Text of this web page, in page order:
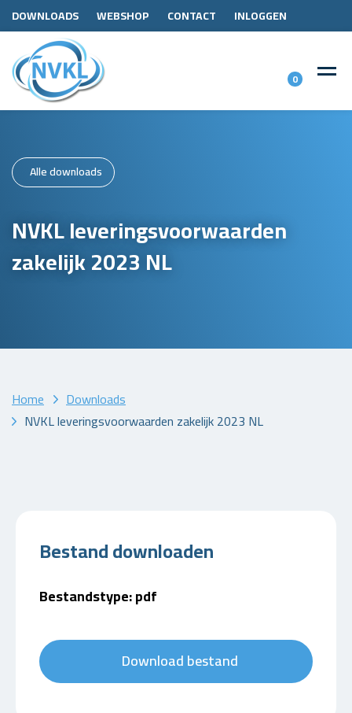
DOWNLOADS WEBSHOP CONTACT INLOGGEN
0
Alle downloads
NVKL leveringsvoorwaarden
zakelijk 2023 NL
Home
Downloads
NVKL leveringsvoorwaarden zakelijk 2023 NL
Bestand downloaden
Bestandstype: pdf
Download bestand